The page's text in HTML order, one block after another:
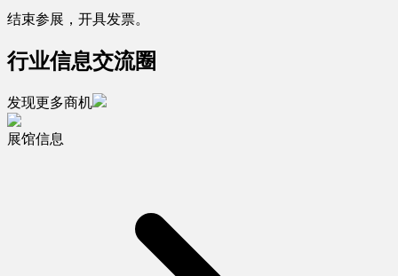
结束参展，开具发票。
行业信息交流圈
发现更多商机
展馆信息